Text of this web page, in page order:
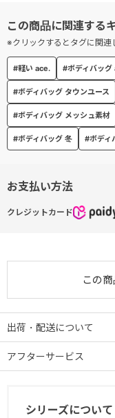
お支払い方法
クレジットカード
この
出荷・配送について
アフターサービス
#軽い ace. #ボディバッグ
#ボディバッグ タウンユース
#ボディバッグ メッシュ素材
#ボディバッグ 冬 #ボディ
※クリックするとタグに関連
シリーズについて